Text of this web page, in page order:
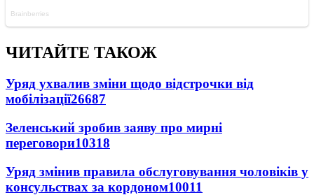
ЧИТАЙТЕ ТАКОЖ
Уряд ухвалив зміни щодо відстрочки від
мобілізації26687
Зеленський зробив заяву про мирні
переговори10318
Уряд змінив правила обслуговування чоловіків у
консульствах за кордоном10011